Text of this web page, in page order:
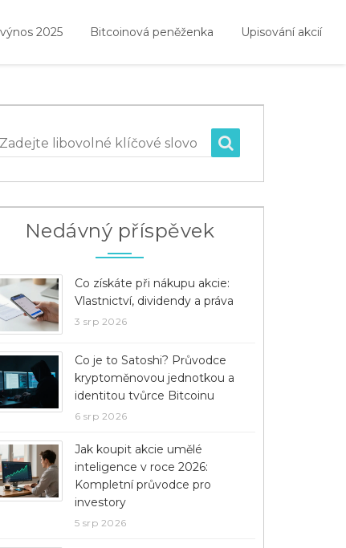
2025 Bitcoinová peněženka Upisování akcií
Zadejte libovolné klíčové slovo
Nedávný příspěvek
Co získáte při nákupu akcie:
Vlastnictví, dividendy a práva
3 srp 2026
Co je to Satoshi? Průvodce
kryptoměnovou jednotkou a
identitou tvůrce Bitcoinu
6 srp 2026
Jak koupit akcie umělé
inteligence v roce 2026:
Kompletní průvodce pro
investory
5 srp 2026